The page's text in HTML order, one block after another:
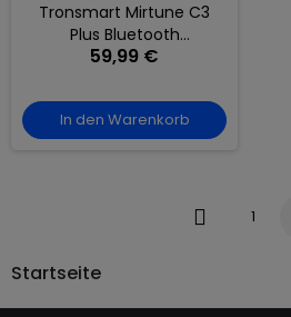
Startseite
Tronsmart Mirtune C3
Plus Bluetooth
Lautsprecher, IPX7,
Schwarz
59,99 €
In den Warenkorb
Zurück 1